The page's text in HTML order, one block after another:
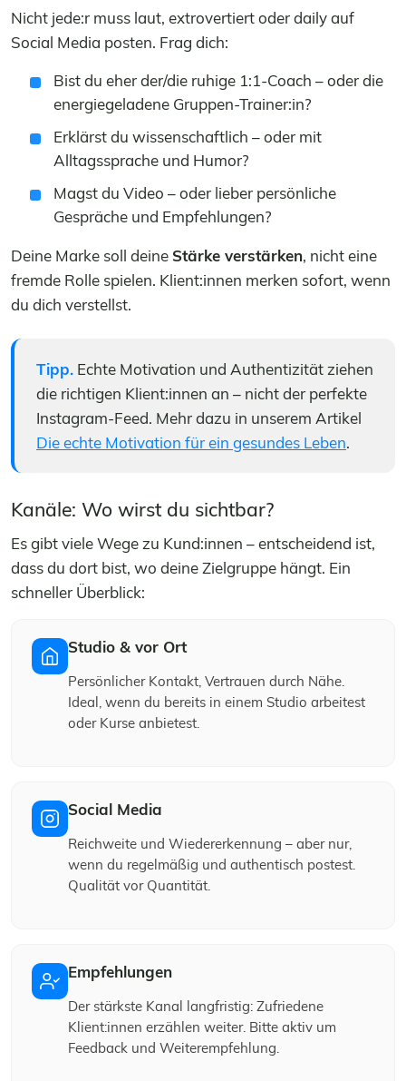
Nicht jede:r muss laut, extrovertiert oder daily auf
Social Media posten. Frag dich:
Bist du eher der/die ruhige 1:1-Coach – oder die
energiegeladene Gruppen-Trainer:in?
Erklärst du wissenschaftlich – oder mit
Alltagssprache und Humor?
Magst du Video – oder lieber persönliche
Gespräche und Empfehlungen?
Deine Marke soll deine Stärke verstärken, nicht eine
fremde Rolle spielen. Klient:innen merken sofort, wenn
du dich verstellst.
Tipp. Echte Motivation und Authentizität ziehen
die richtigen Klient:innen an – nicht der perfekte
Instagram-Feed. Mehr dazu in unserem Artikel
Die echte Motivation für ein gesundes Leben.
Kanäle: Wo wirst du sichtbar?
Es gibt viele Wege zu Kund:innen – entscheidend ist,
dass du dort bist, wo deine Zielgruppe hängt. Ein
schneller Überblick:
Studio & vor Ort
Persönlicher Kontakt, Vertrauen durch Nähe.
Ideal, wenn du bereits in einem Studio arbeitest
oder Kurse anbietest.
Social Media
Reichweite und Wiedererkennung – aber nur,
wenn du regelmäßig und authentisch postest.
Qualität vor Quantität.
Empfehlungen
Der stärkste Kanal langfristig: Zufriedene
Klient:innen erzählen weiter. Bitte aktiv um
Feedback und Weiterempfehlung.